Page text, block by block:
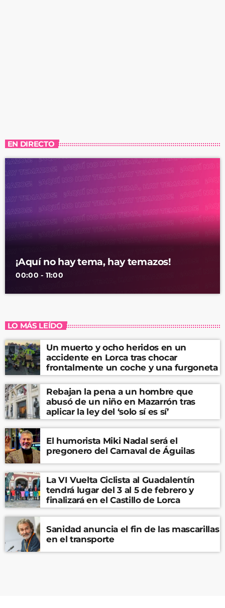
EN DIRECTO
¡Aquí no hay tema, hay temazos!
00:00 - 11:00
LO MÁS LEÍDO
Un muerto y ocho heridos en un
accidente en Lorca tras chocar
frontalmente un coche y una furgoneta
Rebajan la pena a un hombre que
abusó de un niño en Mazarrón tras
aplicar la ley del ‘solo sí es sí’
El humorista Miki Nadal será el
pregonero del Carnaval de Águilas
La VI Vuelta Ciclista al Guadalentín
tendrá lugar del 3 al 5 de febrero y
finalizará en el Castillo de Lorca
Sanidad anuncia el fin de las mascarillas
en el transporte